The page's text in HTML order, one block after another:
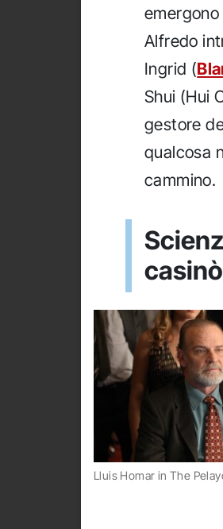
Alfredo
Ingrid (
Shui (Hui
gestore
qualcosa
cammino.
casinò
Lluis Homar in The